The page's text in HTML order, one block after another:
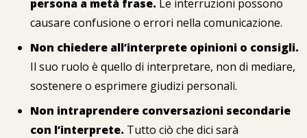
persona a metà frase. Le interruzioni possono
causare confusione o errori nella comunicazione.
Non chiedere all’interprete opinioni o consigli.
Il suo ruolo è quello di interpretare, non di mediare,
sostenere o esprimere giudizi personali.
Non intraprendere conversazioni secondarie
con l’interprete. Tutto ciò che dici sarà